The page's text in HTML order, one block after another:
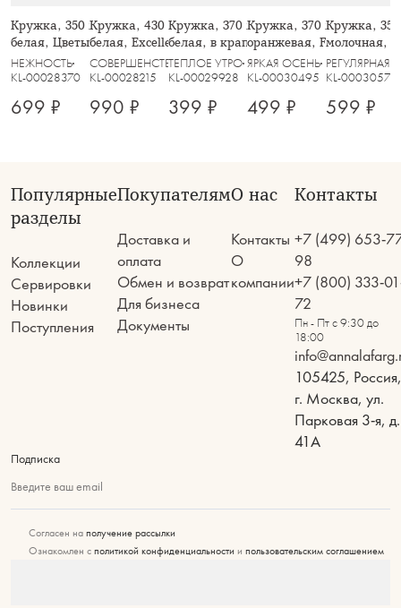
Кружка, 350 мл, 2 шт, фарфор P,
белая, Цветы и листья, Florance
НЕЖНОСТЬ
KL-00028370
699 ₽
Кружка, 430 мл, 2 шт, фарфор F,
белая, Excellence
СОВЕРШЕНСТВО
KL-00028215
990 ₽
Кружка, 370 мл, 2 шт, керамика,
белая, в крапинку, Scanno
ТЕПЛОЕ УТРО
KL-00029928
399 ₽
Кружка, 370 мл, фарфор
оранжевая, Fall stories,
ЯРКАЯ ОСЕНЬ
KL-00030495
499 ₽
Кружка,
молочная,
РЕГУЛЯРНАЯ
KL-00030579
599 ₽
Популярные
разделы
Коллекции
Сервировки
Новинки
Поступления
Покупателям
Доставка и
оплата
Обмен и возврат
Для бизнеса
Документы
О нас
Контакты
О
компании
Контакты
+7 (499) 653-
98
+7 (800) 333-
72
Пн - Пт с 9:30 до
18:00
105425, Россия,
г. Москва, ул.
Парковая 3-я, д.
41А
Подписка
Введите ваш email
Согласен на получение рассылки
Ознакомлен с политикой конфиденциальности и пользовательским соглашением